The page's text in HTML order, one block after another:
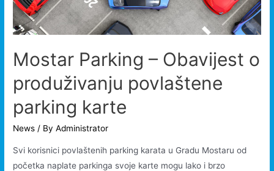
Mostar Parking – Obavijest o
produživanju povlaštene
parking karte
News / ByAdministrator
Svi korisnici povlaštenih parking karata u Gradu Mostaru od
početka naplate parkinga svoje karte mogu lako i brzo